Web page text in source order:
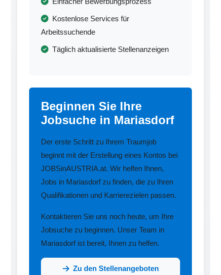
Kostenlose Services für
Arbeitssuchende
Täglich aktualisierte Stellenanzeigen
Beginnen Sie Ihre
Jobsuche in Mariasdorf
Der erste Schritt zu Ihrem Traumjob
beginnt mit der Erstellung eines Kontos bei
JOBSinAUSTRIA.at. Wir helfen Ihnen,
Jobs in Mariasdorf zu finden, die zu Ihren
Qualifikationen und Karrierezielen passen.
Kontaktieren Sie uns noch heute, um Ihre
Jobsuche zu beginnen. Unser Team in
Mariasdorf ist bereit, Ihnen zu helfen.
Zu den Stellenangeboten